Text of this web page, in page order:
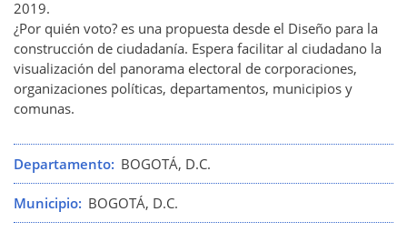
2019.
¿Por quién voto? es una propuesta desde el Diseño para la
construcción de ciudadanía. Espera facilitar al ciudadano la
visualización del panorama electoral de corporaciones,
organizaciones políticas, departamentos, municipios y
comunas.
Departamento BOGOTÁ, D.C.
Municipio BOGOTÁ, D.C.